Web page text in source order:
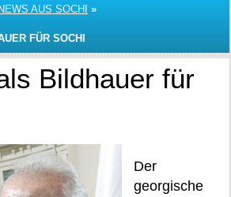
AUS SOCHI »
FÜR SOCHI
Bildhauer für
Der
georgische